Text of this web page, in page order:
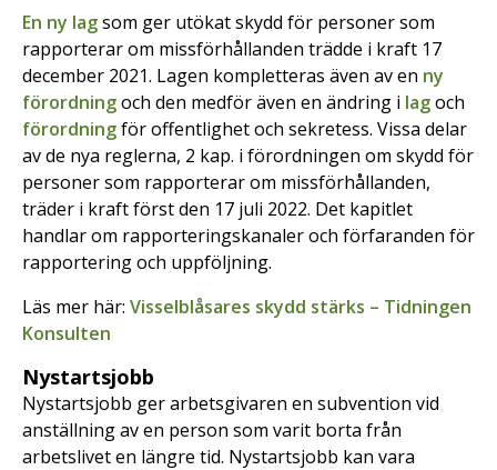
En ny lagsom ger utökat skydd för personer som
rapporterar om missförhållanden trädde i kraft 17
december 2021. Lagen kompletteras även av en ny
förordningoch den medför även en ändring i lagoch
förordningför offentlighet och sekretess. Vissa delar
av de nya reglerna, 2 kap. i förordningen om skydd för
personer som rapporterar om missförhållanden,
träder i kraft först den 17 juli 2022. Det kapitlet
handlar om rapporteringskanaler och förfaranden för
rapportering och uppföljning.
Läs mer här: Visselblåsares skydd stärks – Tidningen
Konsulten
Nystartsjobb
Nystartsjobb ger arbetsgivaren en subvention vid
anställning av en person som varit borta från
arbetslivet en längre tid. Nystartsjobb kan vara